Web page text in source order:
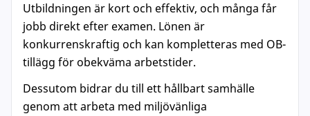
Utbildningen är kort och effektiv, och många får
jobb direkt efter examen. Lönen är
konkurrenskraftig och kan kompletteras med OB-
tillägg för obekväma arbetstider.
Dessutom bidrar du till ett hållbart samhälle
genom att arbeta med miljövänliga